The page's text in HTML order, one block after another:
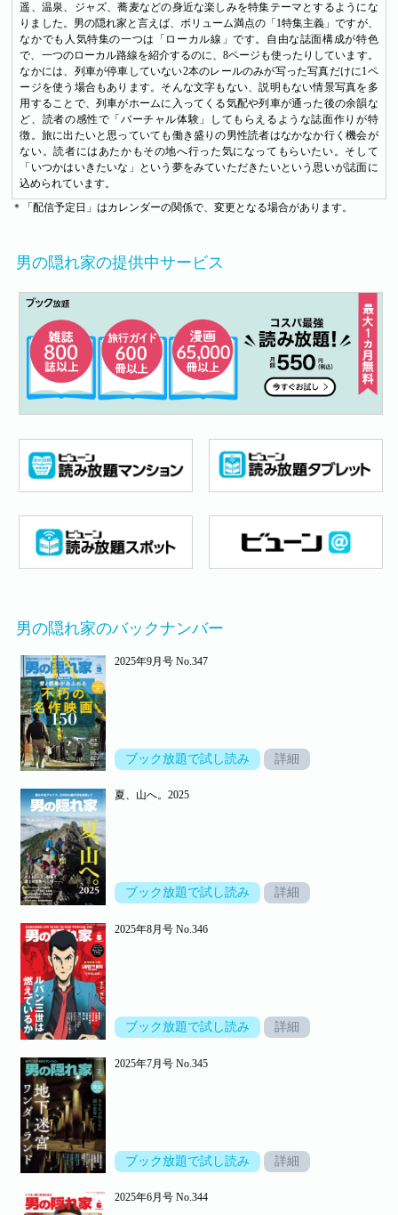
遥、温泉、ジャズ、蕎麦などの身近な楽しみを特集テーマとするようにな
りました。男の隠れ家と言えば、ボリューム満点の「1特集主義」ですが、
なかでも人気特集の一つは「ローカル線」です。自由な誌面構成が特色
で、一つのローカル路線を紹介するのに、8ページも使ったりしています。
なかには、列車が停車していない2本のレールのみが写った写真だけに1ペ
ージを使う場合もあります。そんな文字もない、説明もない情景写真を多
用することで、列車がホームに入ってくる気配や列車が通った後の余韻な
ど、読者の感性で「バーチャル体験」してもらえるような誌面作りが特
徴。旅に出たいと思っていても働き盛りの男性読者はなかなか行く機会が
ない。読者にはあたかもその地へ行った気になってもらいたい。そして
「いつかはいきたいな」という夢をみていただきたいという思いが誌面に
込められています。
＊「配信予定日」はカレンダーの関係で、変更となる場合があります。
男の隠れ家の提供中サービス
男の隠れ家のバックナンバー
2025年9月号 No.347
ブック放題で試し読み 詳細
夏、山へ。2025
ブック放題で試し読み 詳細
2025年8月号 No.346
ブック放題で試し読み 詳細
2025年7月号 No.345
ブック放題で試し読み 詳細
2025年6月号 No.344